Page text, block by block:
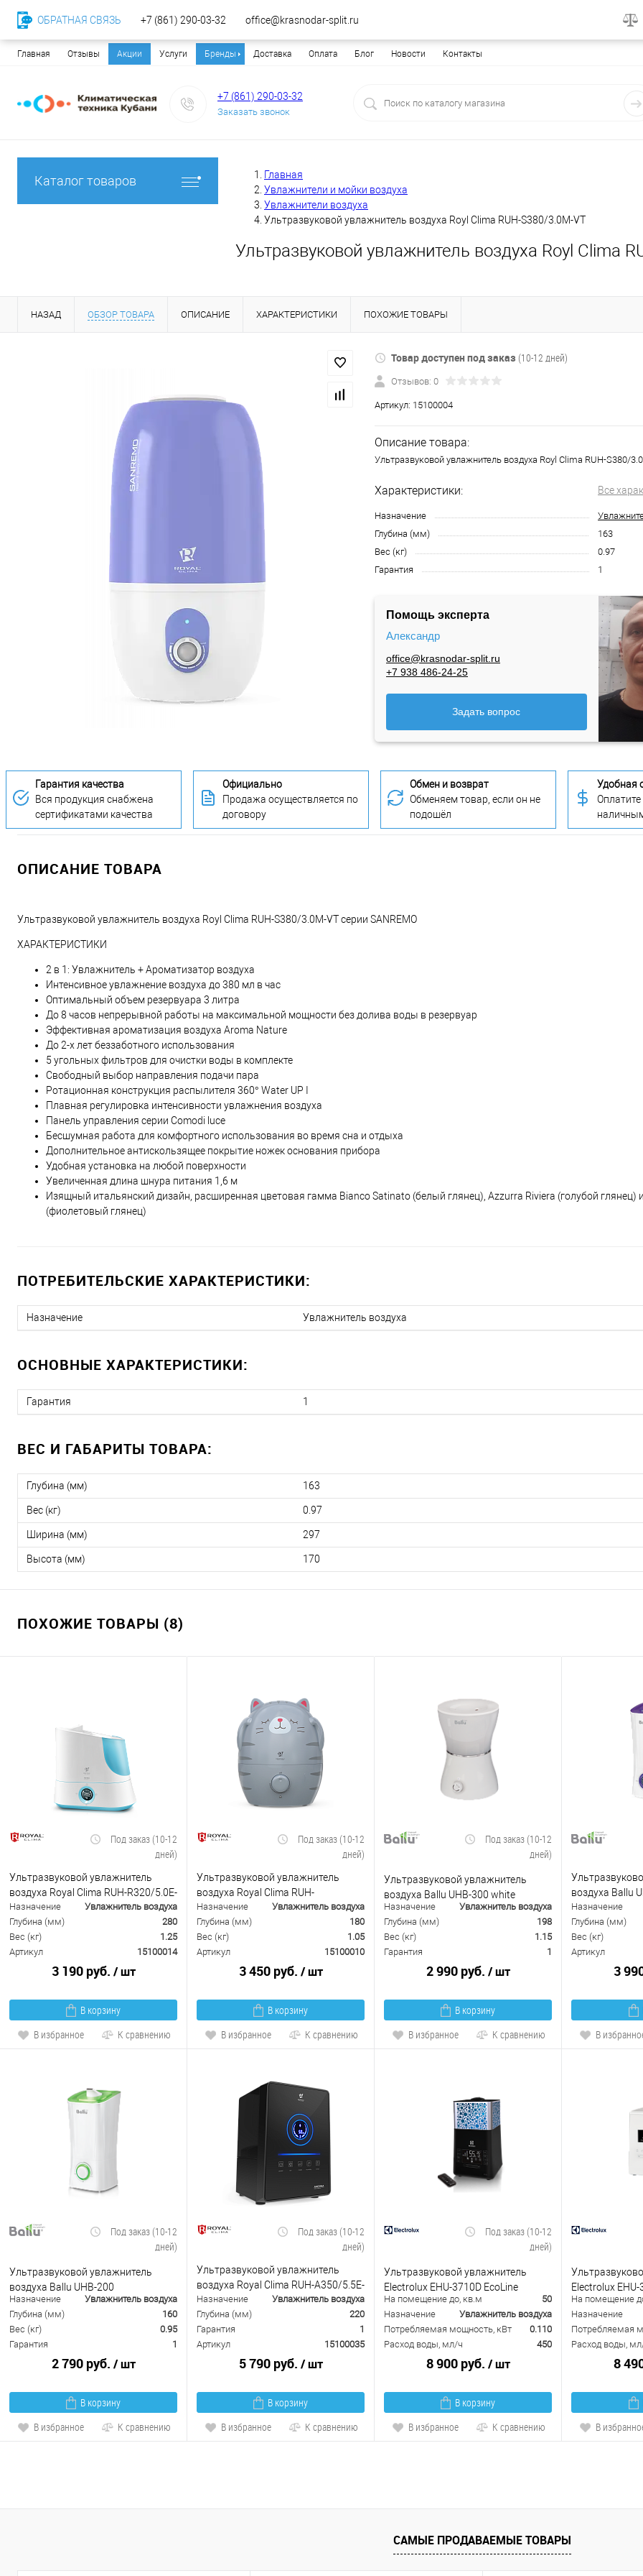
Главная Отзывы Акции Услуги Бренды Доставка Оплата Блог Новости Контакты
+7 (861) 290-03-32
Заказать звонок
Каталог товаров
Главная
Увлажнители и мойки воздуха
Увлажнители воздуха
Ультразвуковой увлажнитель воздуха Royl Clima RUH-S380/3.0M-VT
Ультразвуковой увлажнитель воздуха Royl Clima
НАЗАД ОБЗОР ТОВАРА ОПИСАНИЕ ХАРАКТЕРИСТИКИ ПОХОЖИЕ ТОВАРЫ
Товар доступен под заказ (10-12 дней)
Отзывов: 0
Артикул: 15100004
Описание товара:
Ультразвуковой увлажнитель воздуха Royl Clima RUH-S380/
Характеристики: Все
Назначение
Глубина (мм)
163
Вес (кг)
0.97
Гарантия
1
Помощь эксперта
Александр
office@krasnodar-split.ru
+7 938 486-24-25
Задать вопрос
Гарантия качества
Вся продукция снабжена
сертификатами качества
Официально
Продажа осуществляется по
договору
Обмен и возврат
Обменяем товар, если он не
подошёл
Удобная
ОПИСАНИЕ ТОВАРА
Ультразвуковой увлажнитель воздуха Royl Clima RUH-S380/3.0M-VT серии SANREMO
ХАРАКТЕРИСТИКИ
2 в 1: Увлажнитель + Ароматизатор воздуха
Интенсивное увлажнение воздуха до 380 мл в час
Оптимальный объем резервуара 3 литра
До 8 часов непрерывной работы на максимальной мощности без долива воды в резервуар
Эффективная ароматизация воздуха Aroma Nature
До 2-х лет беззаботного использования
5 угольных фильтров для очистки воды в комплекте
Свободный выбор направления подачи пара
Ротационная конструкция распылителя 360° Water UP I
Плавная регулировка интенсивности увлажнения воздуха
Панель управления серии Comodi luce
Бесшумная работа для комфортного использования во время сна и отдыха
Дополнительное антискользящее покрытие ножек основания прибора
Удобная установка на любой поверхности
Увеличенная длина шнура питания 1,6 м
Изящный итальянский дизайн, расширенная цветовая гамма Bianco Satinato (белый глянец), Azzurra Riviera (голубой глянец)
(фиолетовый глянец)
ПОТРЕБИТЕЛЬСКИЕ ХАРАКТЕРИСТИКИ:
Назначение Увлажнитель воздуха
ОСНОВНЫЕ ХАРАКТЕРИСТИКИ:
Гарантия 1
ВЕС И ГАБАРИТЫ ТОВАРА:
Глубина (мм) 163
Вес (кг) 0.97
Ширина (мм) 297
Высота (мм) 170
ПОХОЖИЕ ТОВАРЫ (8)
Под заказ (10-12
дней)
Ультразвуковой увлажнитель
воздуха Royal Clima RUH-R320/5.0E-
BU
Назначение
Увлажнитель воздуха
Глубина (мм)
280
Вес (кг)
1.25
Артикул
15100014
3 190 руб. / шт
В корзину
В избранное
К сравнению
Под заказ (10-12
дней)
Ультразвуковой увлажнитель
воздуха Royal Clima RUH-
MR200/1.5M-BL
Назначение
Увлажнитель воздуха
Глубина (мм)
180
Вес (кг)
1.05
Артикул
15100010
3 450 руб. / шт
В корзину
В избранное
К сравнению
Под заказ (10-12
дней)
Ультразвуковой увлажнитель
воздуха Ballu UHB-300 white
Назначение
Увлажнитель воздуха
Глубина (мм)
198
Вес (кг)
1.15
Гарантия
1
2 990 руб. / шт
В корзину
В избранное
К сравнению
воздуха Ballu
фиолетовый
Назначение
Глубина (мм)
Вес (кг)
Артикул
3
В
Под заказ (10-12
дней)
Ультразвуковой увлажнитель
воздуха Ballu UHB-200
Назначение
Увлажнитель воздуха
Глубина (мм)
160
Вес (кг)
0.95
Гарантия
1
2 790 руб. / шт
В корзину
В избранное
К сравнению
Под заказ (10-12
дней)
Ультразвуковой увлажнитель
воздуха Royal Clima RUH-A350/5.5E-
BL
Назначение
Увлажнитель воздуха
Глубина (мм)
220
Гарантия
1
Артикул
15100035
5 790 руб. / шт
В корзину
В избранное
К сравнению
Под заказ (10-12
дней)
Ультразвуковой увлажнитель
Electrolux EHU-3710D EcoLine
На помещение до, кв.м
50
Назначение
Увлажнитель воздуха
Потребляемая мощность, кВт
0.110
Расход воды, мл/ч
450
8 900 руб. / шт
В корзину
В избранное
К сравнению
Electrolux
На помещение
Назначение
Потребляемая
Расход воды,
8
В
САМЫЕ ПРОДАВАЕМЫЕ ТОВАРЫ
ОБРАТНАЯ СВЯЗЬ +7 (861) 290-03-32 office@krasnodar-split.ru